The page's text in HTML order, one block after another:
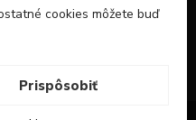
cookies môžete buď
Prispôsobiť